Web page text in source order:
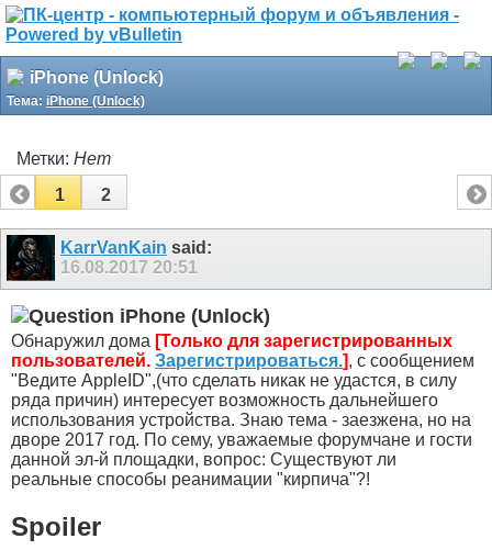
iPhone (Unlock)
Тема: iPhone (Unlock)
Метки: Нет
1
2
KarrVanKain said:
16.08.2017 20:51
iPhone (Unlock)
Обнаружил дома [Только для зарегистрированных
пользователей. Зарегистрироваться.], с сообщением
"Ведите AppleID",(что сделать никак не удастся, в силу
ряда причин) интересует возможность дальнейшего
использования устройства. Знаю тема - заезжена, но на
дворе 2017 год. По сему, уважаемые форумчане и гости
данной эл-й площадки, вопрос: Существуют ли
реальные способы реанимации "кирпича"?!
Spoiler